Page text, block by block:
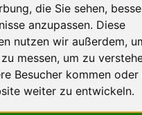
die Sie sehen,
anzupassen. Diese
nutzen wir außerdem,
messen, um zu
Besucher kommen oder
weiter zu entwickeln.